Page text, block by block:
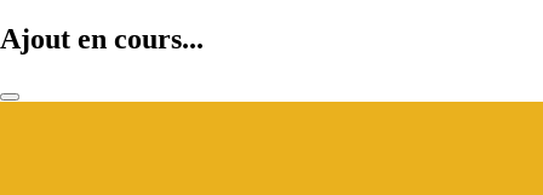
Ajout en cours...